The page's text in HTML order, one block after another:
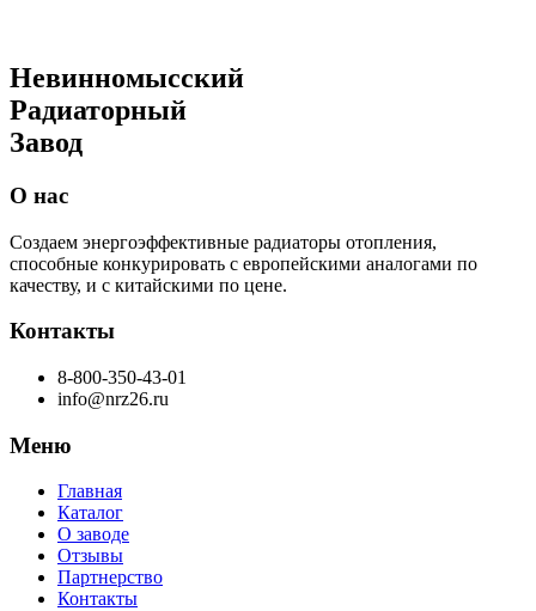
Невинномысский
Радиаторный
Завод
О нас
Создаем энергоэффективные радиаторы отопления,
способные конкурировать с европейскими аналогами по
качеству, и с китайскими по цене.
Контакты
8-800-350-43-01
info@nrz26.ru
Меню
Главная
Каталог
О заводе
Отзывы
Партнерство
Контакты